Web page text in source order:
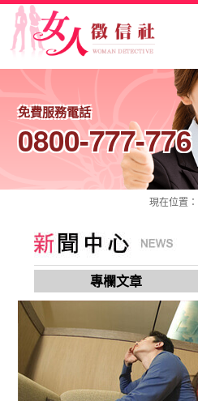
免費服務電話
0800-777-776
現在位置：
專欄文章